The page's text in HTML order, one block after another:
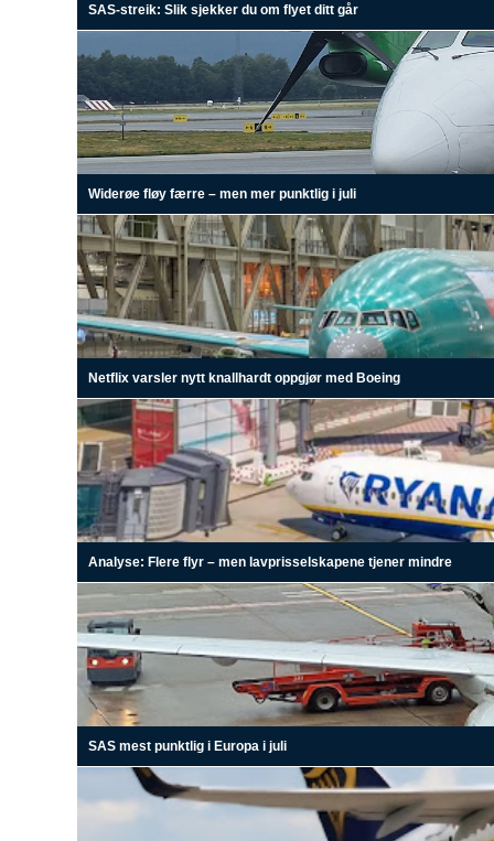
SAS-streik: Slik sjekker du om flyet ditt går
Widerøe fløy færre – men mer punktlig i juli
Netflix varsler nytt knallhardt oppgjør med Boeing
Analyse: Flere flyr – men lavprisselskapene tjener mindre
SAS mest punktlig i Europa i juli